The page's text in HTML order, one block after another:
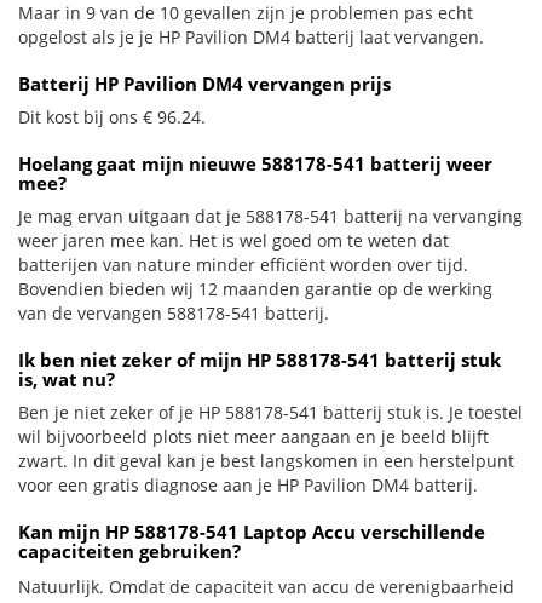
Maar in 9 van de 10 gevallen zijn je problemen pas echt
opgelost als je je HP Pavilion DM4 batterij laat vervangen.
Batterij HP Pavilion DM4 vervangen prijs
Dit kost bij ons € 96.24.
Hoelang gaat mijn nieuwe 588178-541 batterij weer
mee?
Je mag ervan uitgaan dat je 588178-541 batterij na vervanging
weer jaren mee kan. Het is wel goed om te weten dat
batterijen van nature minder efficiënt worden over tijd.
Bovendien bieden wij 12 maanden garantie op de werking
van de vervangen 588178-541 batterij.
Ik ben niet zeker of mijn HP 588178-541 batterij stuk
is, wat nu?
Ben je niet zeker of je HP 588178-541 batterij stuk is. Je toestel
wil bijvoorbeeld plots niet meer aangaan en je beeld blijft
zwart. In dit geval kan je best langskomen in een herstelpunt
voor een gratis diagnose aan je HP Pavilion DM4 batterij.
Kan mijn HP 588178-541 Laptop Accu verschillende
capaciteiten gebruiken?
Natuurlijk. Omdat de capaciteit van accu de verenigbaarheid